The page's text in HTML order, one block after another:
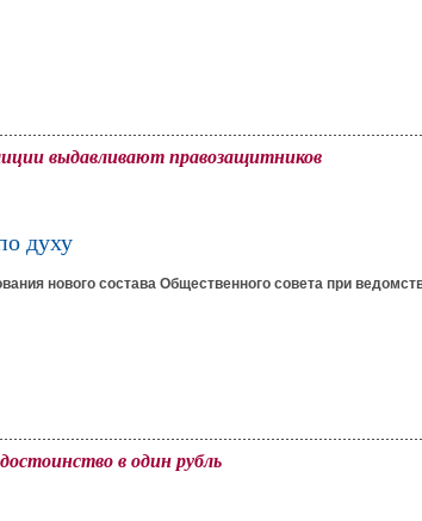
выдавливают правозащитников
духу
нового состава Общественного совета при
в один рубль